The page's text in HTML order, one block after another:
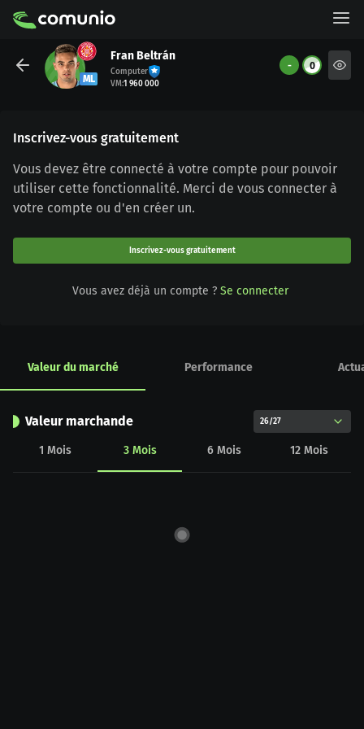
ML
Fran Beltrán
Computer
VM:1 960 000
- 0
Inscrivez-vous gratuitement
Vous devez être connecté à votre compte pour pouvoir
utiliser cette fonctionnalité. Merci de vous connecter à
votre compte ou d'en créer un.
Inscrivez-vous gratuitement
Vous avez déjà un compte ? Se connecter
Valeur du marché Performance
Valeur marchande 26/27
1 Mois 3 Mois 6 Mois 12 Mois